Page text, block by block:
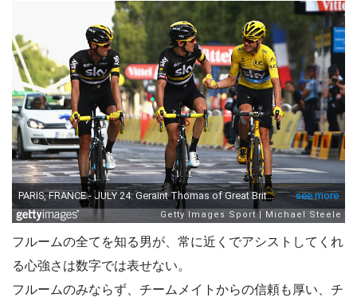
フルームの全てを知る男が、常に近くでアシストしてくれ
る心強さは数字では表せない。
フルームのみならず、チームメイトからの信頼も厚い、チ